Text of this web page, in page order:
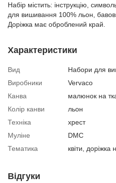
Набір містить: інструкцію,
для вишивання 100% льон,
Доріжка має оброблений край.
Характеристики
Вид
Набори для
Виробники
Vervaco
Канва
малюнок на
Колір канви
льон
Техніка
хрест
Муліне
DMC
Тематика
квіти, доріжка
Відгуки